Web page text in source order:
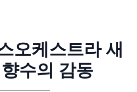
오케스트라 새
수의 감동